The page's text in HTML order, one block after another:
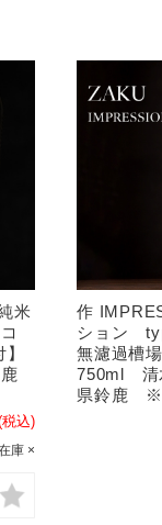
米
税込)
庫 ×
作
ション
無濾過槽
750ml 清
県鈴鹿 ※